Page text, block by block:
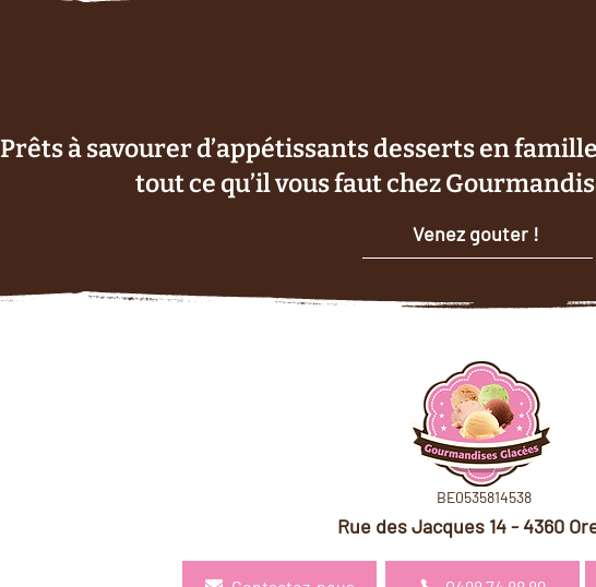
Prêts à savourer d’appétissants desserts en
tout ce qu’il vous faut chez
Venez gouter !
BE0535814538
Rue des Jacques 14 - 4360